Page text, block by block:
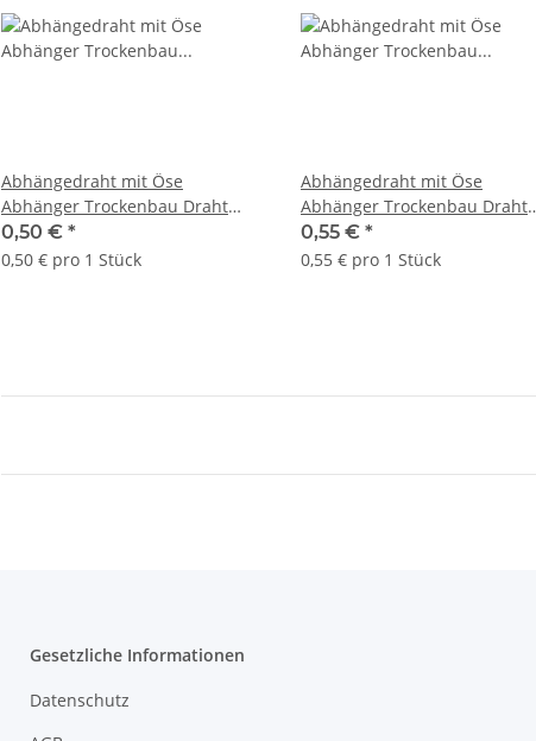
Abhängedraht mit Öse
Abhänger Trockenbau Draht
Ösendraht 750mm
0,50 € *
0,50 € pro 1 Stück
Abhängedraht mit Öse
Abhänger Trockenbau Draht
Ösendraht 1000mm
0,55 € *
0,55 € pro 1 Stück
Gesetzliche Informationen
Datenschutz